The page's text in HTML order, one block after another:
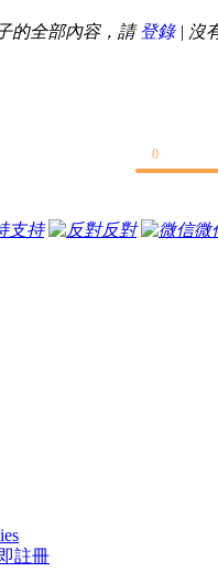
的全部內容，請登錄| 沒
0
支持 反對
微
註冊